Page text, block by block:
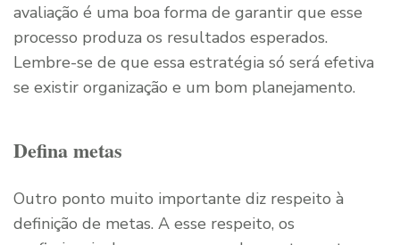
avaliação é uma boa forma de garantir que esse
processo produza os resultados esperados.
Lembre-se de que essa estratégia só será efetiva
se existir organização e um bom planejamento.
Defina metas
Outro ponto muito importante diz respeito à
definição de metas. A esse respeito, os